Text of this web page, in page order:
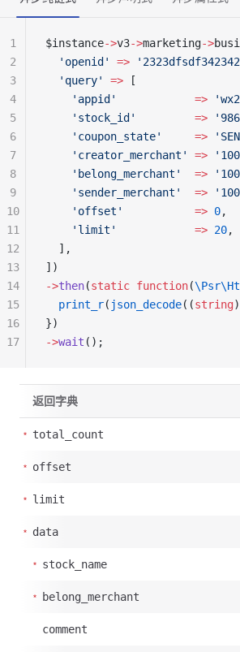
$instance->v3->marketing->
  'openid'
=>
  'query'
=> [
    'appid'
            =>
    'stock_id'
         =>
    'coupon_state'
     =>
    'creator_merchant'
=>
    'belong_merchant'
  =>
    'sender_merchant'
  =>
    'offset'
           =>
0,
    'limit'
            =>
20,
  ],
])
->then(static function(
  print_r
( json_decode((string
})
->wait ();
1
2
3
4
5
6
7
8
9
10
11
12
13
14
15
16
17
返回字典
total_count
offset
limit
data
stock_name
belong_merchant
comment